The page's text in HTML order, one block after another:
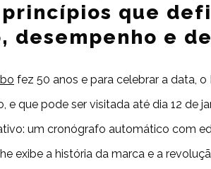
princípios que
desempenho e
fez 50 anos e para celebrar a data,
e que pode ser visitada até dia 12 de
um cronógrafo automático com
exibe a história da marca e a